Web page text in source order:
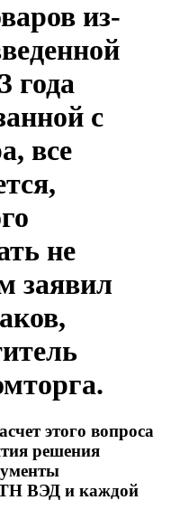
из-
года
с
все
не
заявил
этого вопроса
решения
ТН ВЭД и каждой